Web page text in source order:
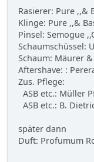
Rasierer: Pure ,,&
Klinge: Pure ,,&
Pinsel: Semogue
Schaumschüssel:
Schaum: Mäurer
Aftershave: :
Zus. Pflege:
ASB etc.: Müller
ASB etc.: B.
später dann
Duft: Profumum